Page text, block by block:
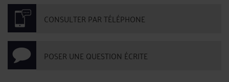
CONSULTER PAR TÉLÉPHONE
POSER UNE QUESTION ÉCRITE